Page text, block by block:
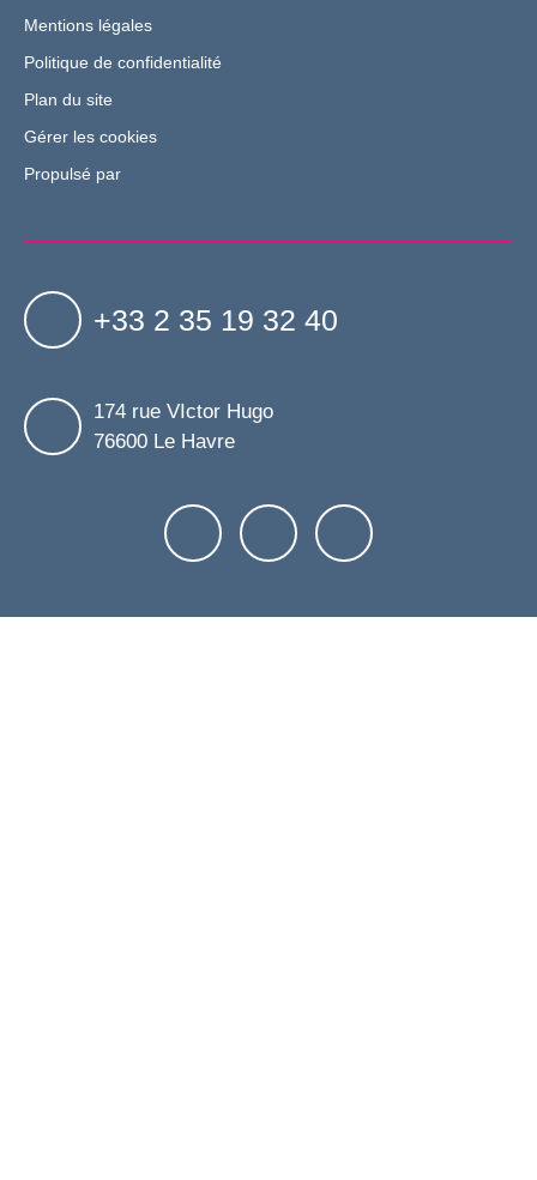
Mentions légales
Politique de confidentialité
Plan du site
Gérer les cookies
Propulsé par
+33 2 35 19 32 40
174 rue VIctor Hugo
76600 Le Havre